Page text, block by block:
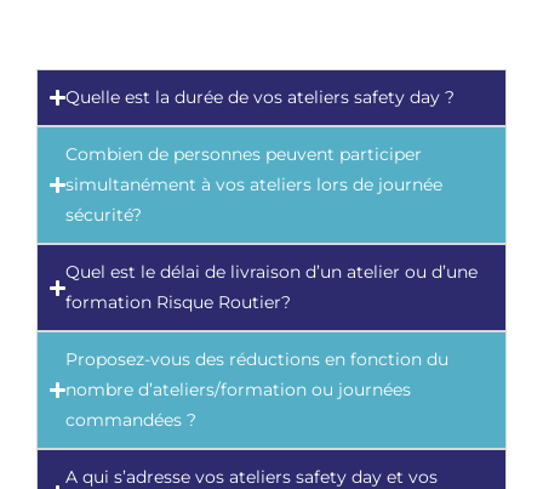
Quelle est la durée de vos ateliers safety day ?
Combien de personnes peuvent participer
simultanément à vos ateliers lors de journée
sécurité?
Quel est le délai de livraison d’un atelier ou d’une
formation Risque Routier?
Proposez-vous des réductions en fonction du
nombre d’ateliers/formation ou journées
commandées ?
A qui s’adresse vos ateliers safety day et vos